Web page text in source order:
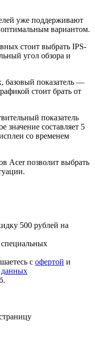
уже поддерживают
вариантом.
стоит выбрать IPS-
угол обзора и
базовый показатель —
стоит брать от
показатель
значение составляет 5
со временем
Acer позволит выбрать
500 рублей на
с офертой и
данных